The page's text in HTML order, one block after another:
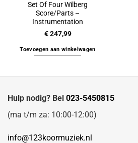
Set Of Four Wilberg
Score/Parts –
Instrumentation
€247,99
Toevoegen aan winkelwagen
Hulp nodig? Bel 023-5450815
(ma t/m za: 10:00-12:00)
info@123koormuziek.nl